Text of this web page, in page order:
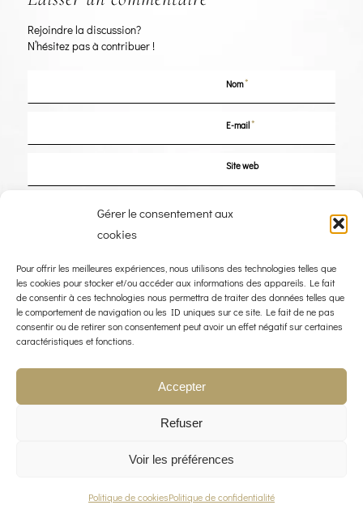
Gérer le consentement aux
cookies
Pour offrir les meilleures expériences, nous utilisons des technologies telles que
les cookies pour stocker et/ou accéder aux informations des appareils. Le fait
de consentir à ces technologies nous permettra de traiter des données telles que
le comportement de navigation ou les ID uniques sur ce site. Le fait de ne pas
consentir ou de retirer son consentement peut avoir un effet négatif sur certaines
caractéristiques et fonctions.
Accepter
Refuser
Voir les préférences
Politique de cookiesPolitique de confidentialité
Rejoindre la discussion?
N’hésitez pas à contribuer !
Nom*
E-mail*
Site web
Enregistrer mon nom, mon e-mail et mon site dans le navigateur pour mon
prochain commentaire.
© COPYRIGHT 2023 - THE WIND ROSE - WEBDESIGN :
POLITIQUE DE CONFIDENTIALITÉ CONTACT